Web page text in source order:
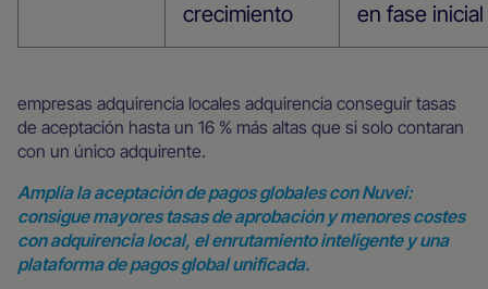
crecimiento
en fase inicial
empresas adquirencia locales adquirencia conseguir tasas
de aceptación hasta un 16 % más altas que si solo contaran
con un único adquirente.
Amplía la aceptación de pagos globales con Nuvei:
consigue mayores tasas de aprobación y menores costes
con adquirencia local, el enrutamiento inteligente y una
plataforma de pagos global unificada.